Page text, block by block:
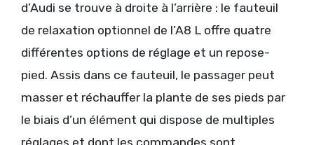
d’Audi se trouve à droite à l’arrière : le fauteuil
de relaxation optionnel de l’A8 L offre quatre
différentes options de réglage et un repose-
pied. Assis dans ce fauteuil, le passager peut
masser et réchauffer la plante de ses pieds par
le biais d’un élément qui dispose de multiples